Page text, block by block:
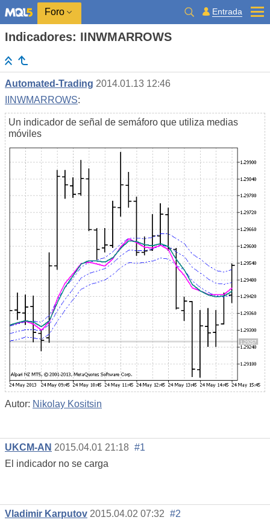
Foro Entrada
Indicadores: IINWMARROWS
Automated-Trading 2014.01.13 12:46
IINWMARROWS:
Un indicador de señal de semáforo que utiliza medias
móviles
Autor: Nikolay Kositsin
UKCM-AN 2015.04.01 21:18 #1
El indicador no se carga
Vladimir Karputov 2015.04.02 07:32 #2